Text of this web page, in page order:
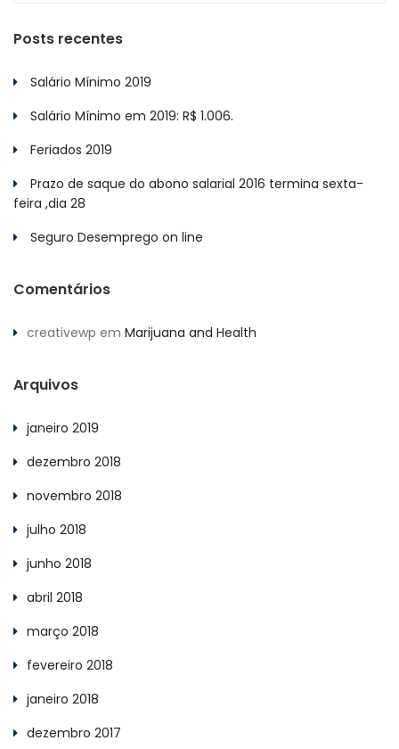
Posts recentes
Salário Mínimo 2019
Salário Mínimo em 2019: R$ 1.006.
Feriados 2019
Prazo de saque do abono salarial 2016 termina sexta-
feira ,dia 28
Seguro Desemprego on line
Comentários
creativewp em Marijuana and Health
Arquivos
janeiro 2019
dezembro 2018
novembro 2018
julho 2018
junho 2018
abril 2018
março 2018
fevereiro 2018
janeiro 2018
dezembro 2017